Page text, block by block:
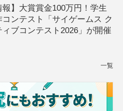
報】大賞賞金100万円！学生
コンテスト「サイゲームス ク
ィブコンテスト2026」が開催
一覧